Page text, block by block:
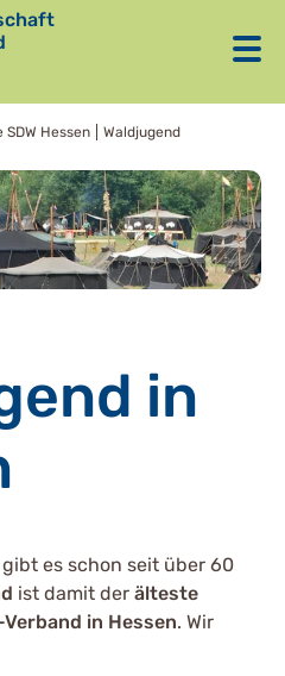
SDW Hessen Waldjugend
in
es schon seit über 60
ist damit der älteste
in Hessen. Wir